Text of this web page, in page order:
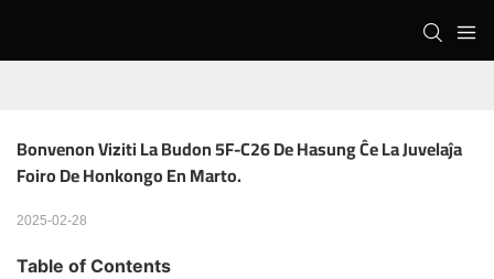
Bonvenon Viziti La Budon 5F-C26 De Hasung Ĉe La Juvelaĵa
Foiro De Honkongo En Marto.
2025-02-28
Table of Contents